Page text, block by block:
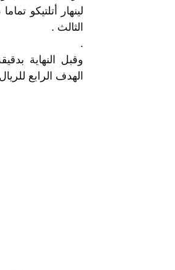
الثالث .
.
وقبل النهاية
الهدف الرابع للريال وال17 له في البطولة ، ليفوز